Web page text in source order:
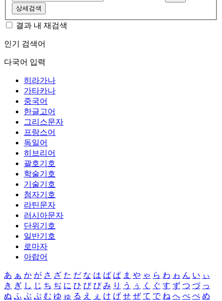
상세검색
결과 내 재검색
인기 검색어
다국어 입력
히라가나
가타카나
중국어
한글고어
그리스문자
프랑스어
독일어
히브리어
괄호기호
학술기호
기술기호
첨자기호
라틴문자
러시아문자
단위기호
일반기호
로마자
아랍어
あ ぁ か が さ ざ た だ な は ば ぱ ま や ゃ ら わ ゎ ん い ぃ
き ぎ し じ ち ぢ に ひ び ぴ み り う ぅ く ぐ す ず つ づ っ
ぬ ふ ぶ ぷ む ゆ ゅ る え ぇ け げ せ ぜ て で ね へ べ ぺ め